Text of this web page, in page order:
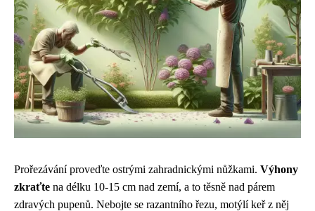
Prořezávání proveďte ostrými zahradnickými nůžkami. Výhony
zkraťte na délku 10-15 cm nad zemí, a to těsně nad párem
zdravých pupenů. Nebojte se razantního řezu, motýlí keř z něj